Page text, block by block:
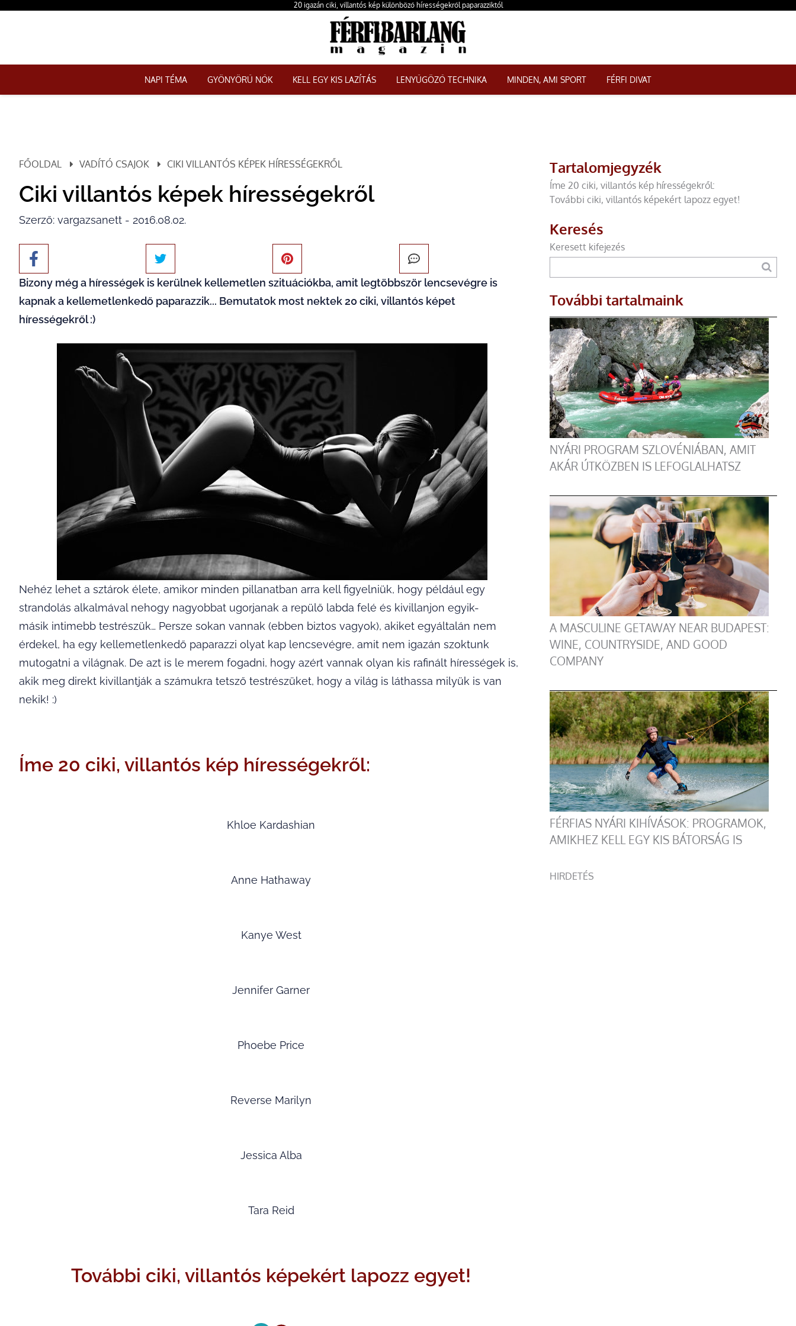
20 igazán ciki, villantós kép különböző hírességekről paparazziktól
NAPI TÉMA GYÖNYÖRŰ NŐK KELL EGY KIS LAZÍTÁS LENYŰGÖZŐ TECHNIKA MINDEN, AMI SPORT FÉRFI DIVAT
FŐOLDAL VADÍTÓ CSAJOK CIKI VILLANTÓS KÉPEK HÍRESSÉGEKRŐL
Ciki villantós képek hírességekről
Szerző: vargazsanett - 2016.08.02.
Bizony még a hírességek is kerülnek kellemetlen szituációkba, amit legtöbbször lencsevégre is
kapnak a kellemetlenkedő paparazzik... Bemutatok most nektek 20 ciki, villantós képet
hírességekről :)
Nehéz lehet a sztárok élete, amikor minden pillanatban arra kell figyelniük, hogy például egy
strandolás alkalmával nehogy nagyobbat ugorjanak a repülő labda felé és kivillanjon egyik-
másik intimebb testrészük… Persze sokan vannak (ebben biztos vagyok), akiket egyáltalán nem
érdekel, ha egy kellemetlenkedő paparazzi olyat kap lencsevégre, amit nem igazán szoktunk
mutogatni a világnak. De azt is le merem fogadni, hogy azért vannak olyan kis rafinált hírességek is,
akik meg direkt kivillantják a számukra tetsző testrészüket, hogy a világ is láthassa milyük is van
nekik! :)
Íme 20 ciki, villantós kép hírességekről:
Khloe Kardashian
Anne Hathaway
Kanye West
Jennifer Garner
Phoebe Price
Reverse Marilyn
Jessica Alba
Tara Reid
További ciki, villantós képekért lapozz egyet!
Tartalomjegyzék
Íme 20 ciki, villantós kép hírességekről:
További ciki, villantós képekért lapozz egyet!
Keresés
Keresett kifejezés
További tartalmaink
NYÁRI PROGRAM SZLOVÉNIÁBAN, AMIT
AKÁR ÚTKÖZBEN IS LEFOGLALHATSZ
A MASCULINE GETAWAY NEAR BUDAPEST:
WINE, COUNTRYSIDE, AND GOOD
COMPANY
FÉRFIAS NYÁRI KIHÍVÁSOK: PROGRAMOK,
AMIKHEZ KELL EGY KIS BÁTORSÁG IS
HIRDETÉS